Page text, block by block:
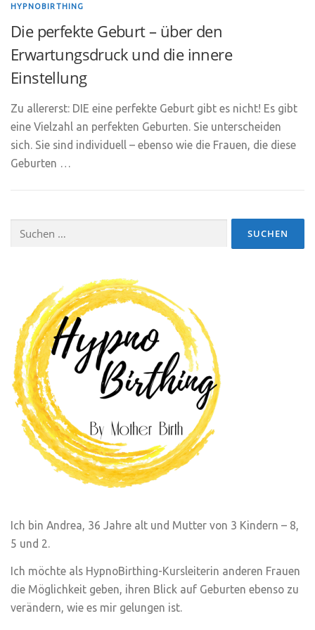
HYPNOBIRTHING
Die perfekte Geburt – über den
Erwartungsdruck und die innere
Einstellung
Zu allererst: DIE eine perfekte Geburt gibt es nicht! Es gibt
eine Vielzahl an perfekten Geburten. Sie unterscheiden
sich. Sie sind individuell – ebenso wie die Frauen, die diese
Geburten …
Suchen
Ich bin Andrea, 36 Jahre alt und Mutter von 3 Kindern – 8,
5 und 2.
Ich möchte als HypnoBirthing-Kursleiterin anderen Frauen
die Möglichkeit geben, ihren Blick auf Geburten ebenso zu
verändern, wie es mir gelungen ist.